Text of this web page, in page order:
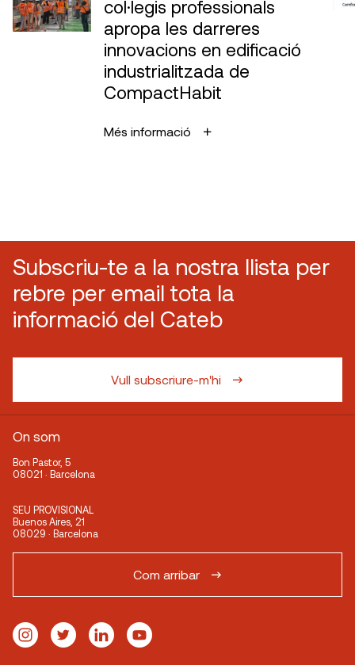
col·legis professionals
apropa les darreres
innovacions en edificació
industrialitzada de
CompactHabit
Més informació
Subscriu-te a la nostra llista per
rebre per email tota la
informació del Cateb
Vull subscriure-m'hi
On som
Bon Pastor, 5
08021 · Barcelona
SEU PROVISIONAL
Buenos Aires, 21
08029 · Barcelona
Com arribar